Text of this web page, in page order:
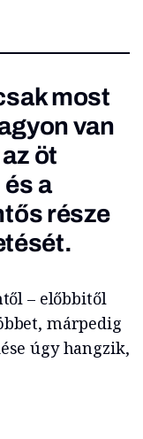
most
van
öt
és a
része
– előbbitől
márpedig
úgy hangzik,